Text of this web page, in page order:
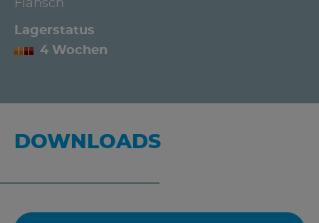
Flansch
Lagerstatus
4 Wochen
DOWNLOADS